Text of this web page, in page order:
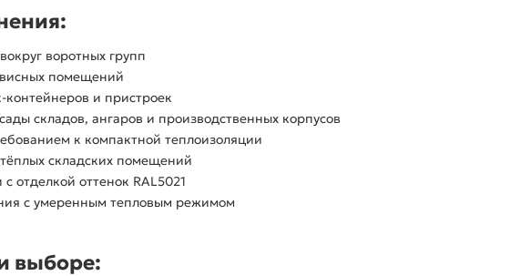
воротных групп
помещений
и пристроек
складов, ангаров и производственных корпусов
к компактной теплоизоляции
складских помещений
с отделкой оттенок RAL5021
с умеренным тепловым режимом
выборе: